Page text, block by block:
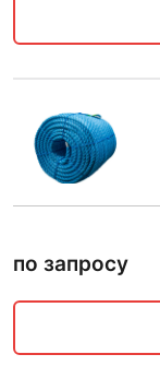
по запросу